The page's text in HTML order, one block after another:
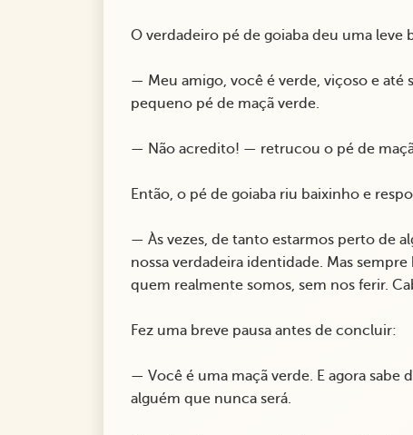
O verdadeiro pé de goiaba deu uma leve
— Meu amigo, você é verde, viçoso e até
pequeno pé de maçã verde.
— Não acredito! — retrucou o pé de
Então, o pé de goiaba riu baixinho e
— Às vezes, de tanto estarmos perto de
nossa verdadeira identidade. Mas
quem realmente somos, sem nos ferir.
Fez uma breve pausa antes de concluir:
— Você é uma maçã verde. E agora sabe
alguém que nunca será.